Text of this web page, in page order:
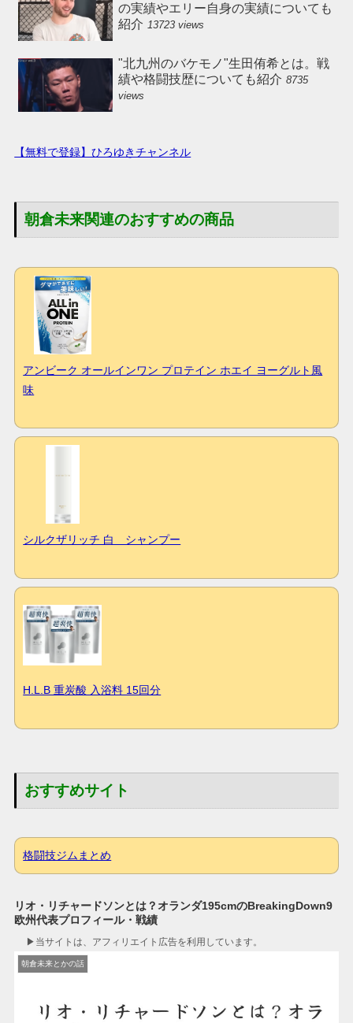
の実績やエリー自身の実績についても
紹介 13723 views
"北九州のバケモノ"生田侑希とは。戦
績や格闘技歴についても紹介 8735
views
【無料で登録】ひろゆきチャンネル
朝倉未来関連のおすすめの商品
アンビーク オールインワン プロテイン ホエイ ヨーグルト風
味
シルクザリッチ 白 シャンプー
H.L.B 重炭酸 入浴料 15回分
おすすめサイト
格闘技ジムまとめ
リオ・リチャードソンとは？オランダ195cmのBreakingDown9
欧州代表プロフィール・戦績
▶︎当サイトは、アフィリエイト広告を利用しています。
朝倉未来とかの話